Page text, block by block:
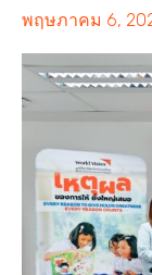
พฤษภาคม 6,